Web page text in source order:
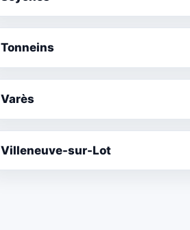
Tonneins
Varès
Villeneuve-sur-Lot